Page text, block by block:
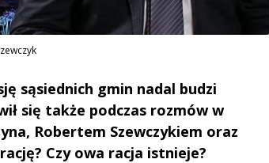
sąsiednich gmin nadal budzi
się także podczas rozmów w
Robertem Szewczykiem oraz
Czy owa racja istnieje?